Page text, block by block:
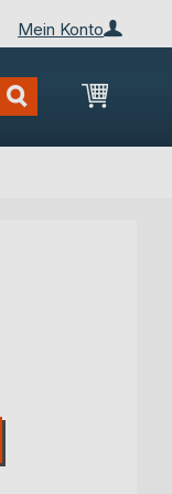
Mein Konto
Mein